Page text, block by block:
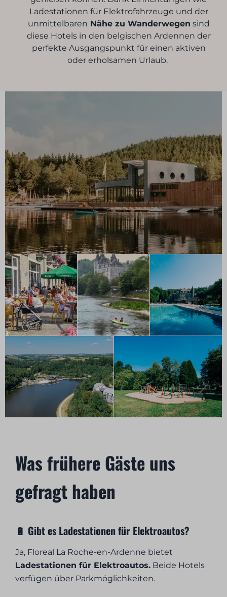
Ladestationen für Elektrofahrzeuge und der
unmittelbaren Nähe zu Wanderwegen sind
diese Hotels in den belgischen Ardennen der
perfekte Ausgangspunkt für einen aktiven
oder erholsamen Urlaub.
Was frühere Gäste uns
gefragt haben
🔋 Gibt es Ladestationen für Elektroautos?
Ja, Floreal La Roche-en-Ardenne bietet
Ladestationen für Elektroautos. Beide Hotels
verfügen über Parkmöglichkeiten.